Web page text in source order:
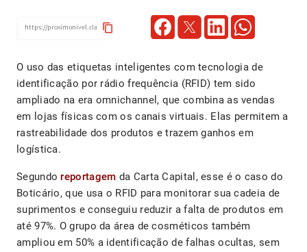
content_copy
O uso das etiquetas inteligentes com tecnologia de
identificação por rádio frequência (RFID) tem sido
ampliado na era omnichannel, que combina as vendas
em lojas físicas com os canais virtuais. Elas permitem a
rastreabilidade dos produtos e trazem ganhos em
logística.
Segundo reportagem da Carta Capital, esse é o caso do
Boticário, que usa o RFID para monitorar sua cadeia de
suprimentos e conseguiu reduzir a falta de produtos em
até 97%. O grupo da área de cosméticos também
ampliou em 50% a identificação de falhas ocultas, sem